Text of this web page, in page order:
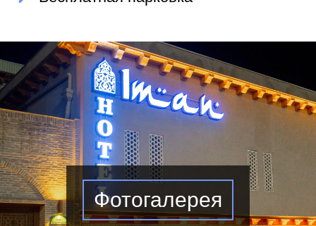
Фотогалерея